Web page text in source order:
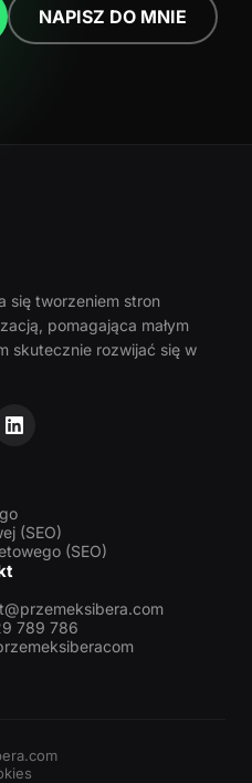
NAPISZ DO MNIE
się tworzeniem stron
pomagająca małym
skutecznie rozwijać się w
(SEO)
(SEO)
789 786